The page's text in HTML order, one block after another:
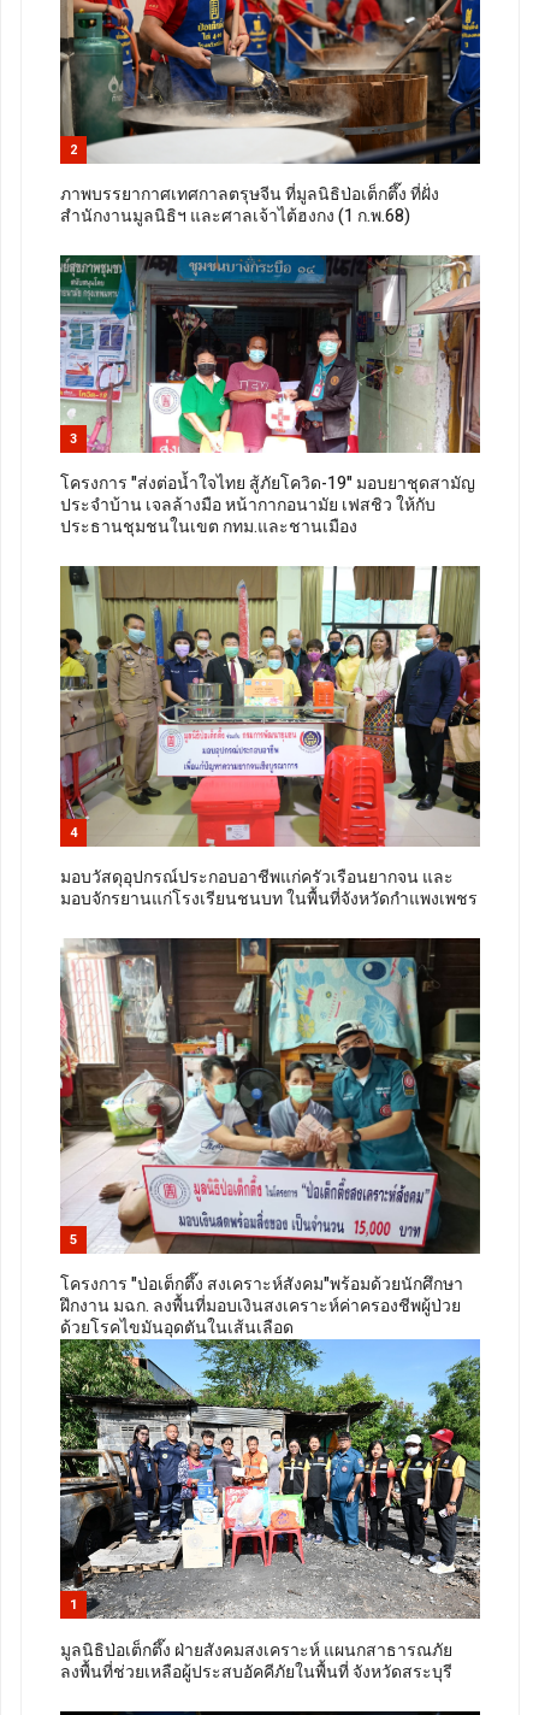
2
ภาพบรรยากาศเทศกาลตรุษจีน ที่มูลนิธิป่อเต็กตึ๊ง ที่ฝั่ง
สำนักงานมูลนิธิฯ และศาลเจ้าไต้ฮงกง (1 ก.พ.68)
3
โครงการ "ส่งต่อน้ำใจไทย สู้ภัยโควิด-19" มอบยาชุดสามัญ
ประจำบ้าน เจลล้างมือ หน้ากากอนามัย เฟสชิว ให้กับ
ประธานชุมชนในเขต กทม.และชานเมือง
4
มอบวัสดุอุปกรณ์ประกอบอาชีพแก่ครัวเรือนยากจน และ
มอบจักรยานแก่โรงเรียนชนบท ในพื้นที่จังหวัดกำแพงเพชร
5
โครงการ "ป่อเต็กตึ๊ง สงเคราะห์สังคม"พร้อมด้วยนักศึกษา
ฝึกงาน มฉก. ลงพื้นที่มอบเงินสงเคราะห์ค่าครองชีพผู้ป่วย
ด้วยโรคไขมันอุดตันในเส้นเลือด
1
มูลนิธิป่อเต็กตึ๊ง ฝ่ายสังคมสงเคราะห์ แผนกสาธารณภัย
ลงพื้นที่ช่วยเหลือผู้ประสบอัคคีภัยในพื้นที่ จังหวัดสระบุรี